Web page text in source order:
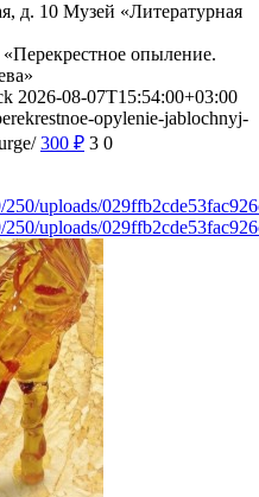
д. 10 Музей «Литературная
опыление.
2026-08-07T15:54:00+03:00
opylenie-jablochnyj-
300 ₽ 3 0
uploads/
uploads/